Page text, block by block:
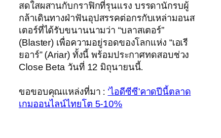
สดใสผสานกับกราฟิกที่รุนแรง บรรดานักรบผู้
กล้าเดินทางฝ่าฟันอุปสรรคต่อกรกับเหล่ามอนส
เตอร์ที่ได้รับขนานนามว่า “บลาสเตอร์”
(Blaster) เพื่อความอยู่รอดของโลกแห่ง “เอเรี
ยอาร์” (Ariar) ทั้งนี้ พร้อมประกาศทดสอบช่วง
Close Beta วันที่ 12 มิถุนายนนี้.
ขอขอบคุณแหล่งที่มา : ‘ไอดีซีซี’คาดปีนี้ตลาด
เกมออนไลน์ไทยโต 5-10%